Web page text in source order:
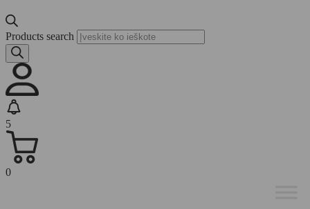
Products search
5
0